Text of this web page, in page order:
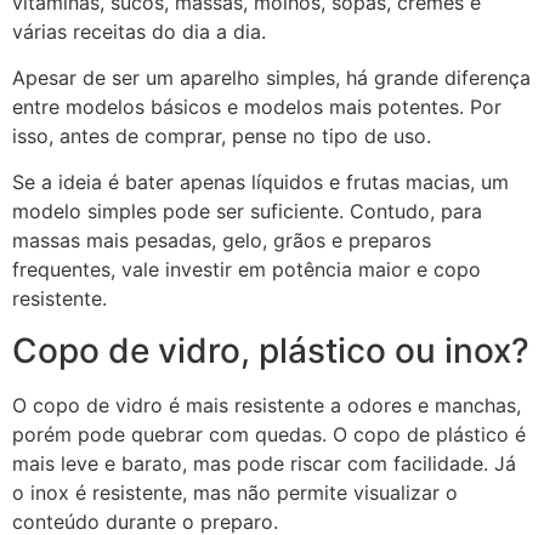
várias receitas do dia a dia.
Apesar de ser um aparelho simples, há grande diferença
entre modelos básicos e modelos mais potentes. Por
isso, antes de comprar, pense no tipo de uso.
Se a ideia é bater apenas líquidos e frutas macias, um
modelo simples pode ser suficiente. Contudo, para
massas mais pesadas, gelo, grãos e preparos
frequentes, vale investir em potência maior e copo
resistente.
Copo de vidro, plástico ou inox?
O copo de vidro é mais resistente a odores e manchas,
porém pode quebrar com quedas. O copo de plástico é
mais leve e barato, mas pode riscar com facilidade. Já
o inox é resistente, mas não permite visualizar o
conteúdo durante o preparo.